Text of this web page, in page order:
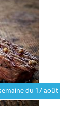
du 17 août